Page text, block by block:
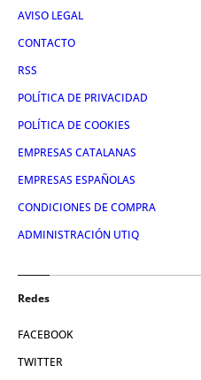
AVISO LEGAL
CONTACTO
RSS
POLÍTICA DE PRIVACIDAD
POLÍTICA DE COOKIES
EMPRESAS CATALANAS
EMPRESAS ESPAÑOLAS
CONDICIONES DE COMPRA
ADMINISTRACIÓN UTIQ
Redes
FACEBOOK
TWITTER